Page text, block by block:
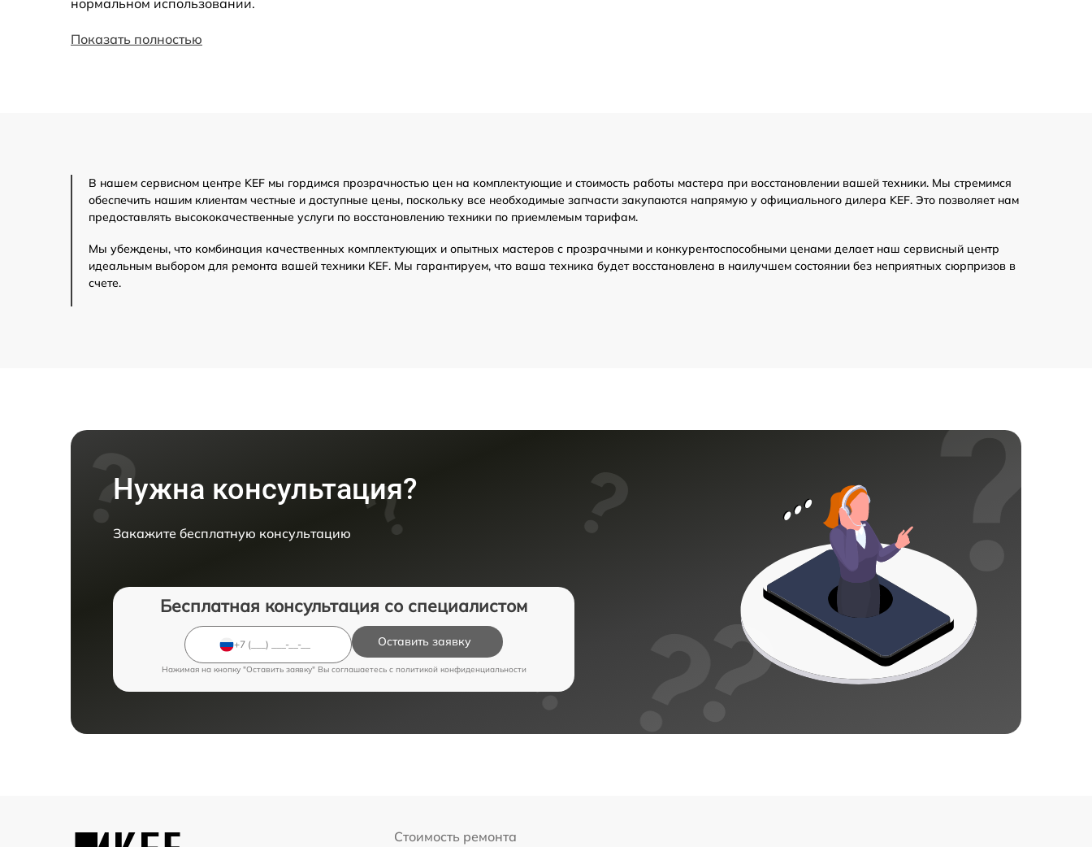
нормальном использовании.
Показать полностью
В нашем сервисном центре KEF мы гордимся прозрачностью цен на комплектующие и стоимость работы мастера при восстановлении вашей техники. Мы стремимся
обеспечить нашим клиентам честные и доступные цены, поскольку все необходимые запчасти закупаются напрямую у официального дилера KEF. Это позволяет нам
предоставлять высококачественные услуги по восстановлению техники по приемлемым тарифам.
Мы убеждены, что комбинация качественных комплектующих и опытных мастеров с прозрачными и конкурентоспособными ценами делает наш сервисный центр
идеальным выбором для ремонта вашей техники KEF. Мы гарантируем, что ваша техника будет восстановлена в наилучшем состоянии без неприятных сюрпризов в
счете.
Нужна консультация?
Закажите бесплатную консультацию
Бесплатная консультация со специалистом
Оставить заявку
Нажимая на кнопку "Оставить заявку" Вы соглашаетесь c политикой конфиденциальности
Стоимость ремонта